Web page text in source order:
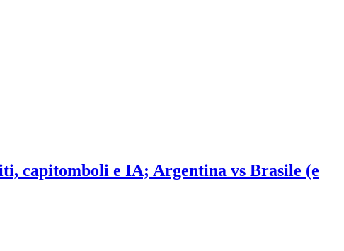
capitomboli e IA; Argentina vs Brasile (e